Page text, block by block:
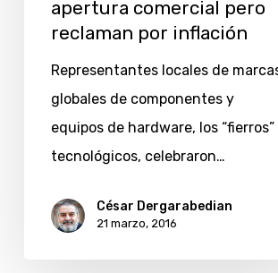
apertura comercial pero
reclaman por inflación
Representantes locales de
globales de componentes y
equipos de hardware, los “fierros”
tecnológicos, celebraron…
César Dergarabedian
21 marzo, 2016